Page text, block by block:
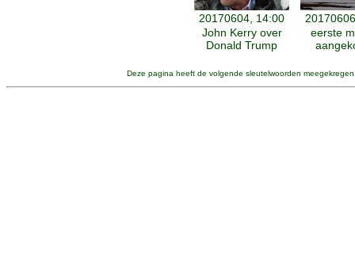
20170604, 14:00
John Kerry over
Donald Trump
eerste
Deze pagina heeft de volgende sleutelwoorden